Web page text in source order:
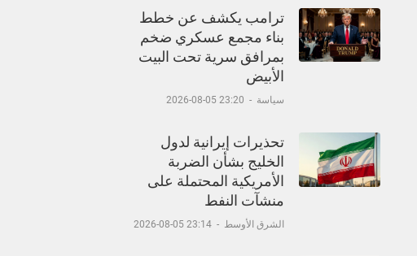
ترامب يكشف عن خطط
بناء مجمع عسكري ضخم
بمرافق سرية تحت البيت
الأبيض
سياسة -
23:20 05-08-2026
تحذيرات إيرانية لدول
الخليج بشأن الضربة
الأمريكية المحتملة على
منشآت النفط
الشرق الأوسط -
23:14 05-08-2026